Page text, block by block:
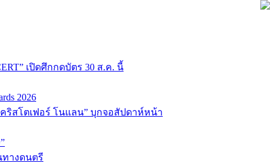
เปิดศึกกดบัตร 30 ส.ค. นี้
2026
คริสโตเฟอร์ โนแลน” บุกจอสัปดาห์หน้า
ทางดนตรี